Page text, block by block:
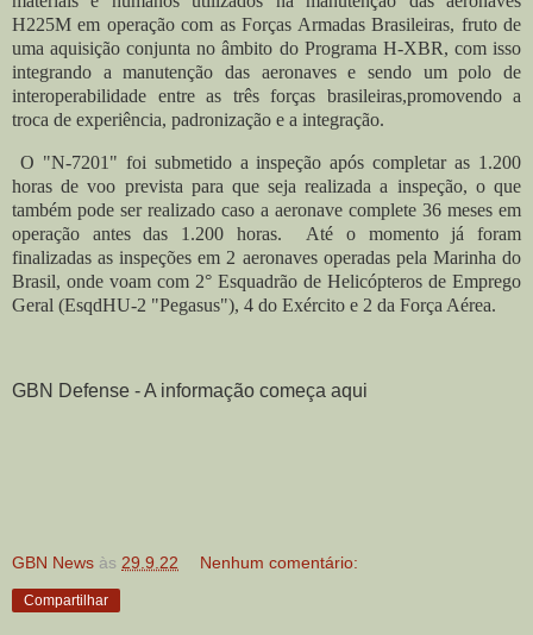
H225M em operação com as Forças Armadas Brasileiras, fruto de
uma aquisição conjunta no âmbito do Programa H-XBR, com isso
integrando a manutenção das aeronaves e sendo um polo de
interoperabilidade entre as três forças brasileiras,promovendo a
troca de experiência, padronização e a integração.
O "N-7201" foi submetido a inspeção após completar as 1.200
horas de voo prevista para que seja realizada a inspeção, o que
também pode ser realizado caso a aeronave complete 36 meses em
operação antes das 1.200 horas. Até o momento já foram
finalizadas as inspeções em 2 aeronaves operadas pela Marinha do
Brasil, onde voam com 2° Esquadrão de Helicópteros de Emprego
Geral (EsqdHU-2 "Pegasus"), 4 do Exército e 2 da Força Aérea.
GBN Defense - A informação começa aqui
GBN News às 29.9.22 Nenhum comentário:
Compartilhar